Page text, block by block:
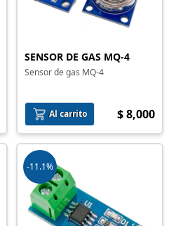
SENSOR DE GAS MQ-4
Sensor de gas MQ-4
Al carrito $ 8,000
-11.1%